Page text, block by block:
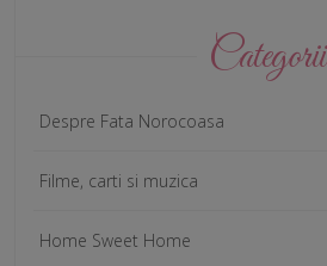
Categorii
Despre Fata Norocoasa
Filme, carti si muzica
Home Sweet Home